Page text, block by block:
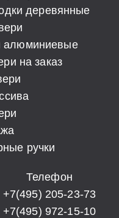
деревянные
алюминиевые
на заказ
ручки
Телефон
+7(495) 205-23-73
+7(495) 972-15-10